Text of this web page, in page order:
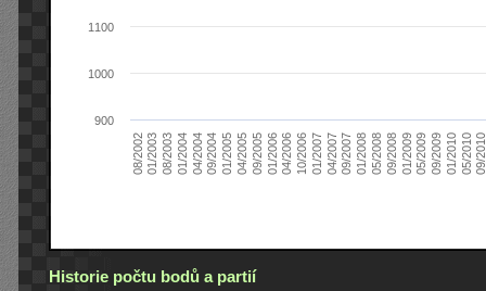
08/200201/200308/200301/200404/200409/200401/200504/200509/200501/200604/200610/200601/200704/200709/200701/200805/200809/200801/200905/200909/200901/201005/201009/
900
1000
1100
Historie počtu bodů a partií